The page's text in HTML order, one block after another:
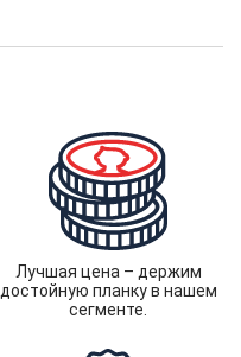
Лучшая цена – держим
достойную планку в нашем
сегменте.